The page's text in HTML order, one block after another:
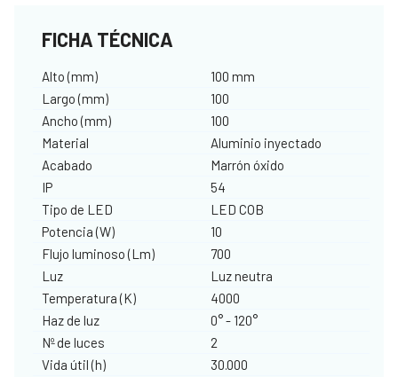
FICHA TÉCNICA
Alto (mm)
100 mm
Largo (mm)
100
Ancho (mm)
100
Material
Aluminio inyectado
Acabado
Marrón óxido
IP
54
Tipo de LED
LED COB
Potencia (W)
10
Flujo luminoso (Lm)
700
Luz
Luz neutra
Temperatura (K)
4000
Haz de luz
0° - 120°
Nº de luces
2
Vida útil (h)
30.000